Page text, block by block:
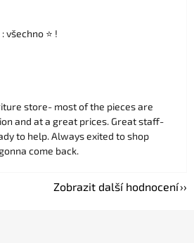
5 z 5 hvězdiček.
všechno ⭐️ !
5 z 5 hvězdiček.
store- most of the pieces are
and at a great prices. Great staff-
to help. Always exited to shop
come back.
Zobrazit další hodnocení